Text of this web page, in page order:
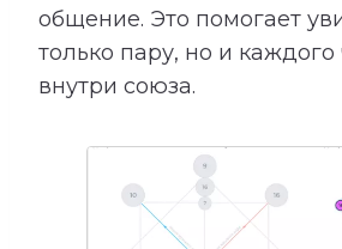
общение. Это помогает
только пару, но и каждого
внутри союза.